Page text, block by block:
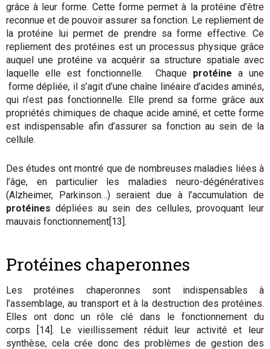
grâce à leur forme. Cette forme permet à la protéine d’être
reconnue et de pouvoir assurer sa fonction. Le repliement de
la protéine lui permet de prendre sa forme effective. Ce
repliement des protéines est un processus physique grâce
auquel une protéine va acquérir sa structure spatiale avec
laquelle elle est fonctionnelle. Chaque protéine a une
forme dépliée, il s’agit d’une chaîne linéaire d’acides aminés,
qui n’est pas fonctionnelle. Elle prend sa forme grâce aux
propriétés chimiques de chaque acide aminé, et cette forme
est indispensable afin d’assurer sa fonction au sein de la
cellule.
Des études ont montré que de nombreuses maladies liées à
l’âge, en particulier les maladies neuro-dégénératives
(Alzheimer, Parkinson…) seraient due à l’accumulation de
protéines dépliées au sein des cellules, provoquant leur
mauvais fonctionnement[13].
Protéines chaperonnes
Les protéines chaperonnes sont indispensables à
l’assemblage, au transport et à la destruction des protéines.
Elles ont donc un rôle clé dans le fonctionnement du
corps [14]. Le vieillissement réduit leur activité et leur
synthèse, cela crée donc des problèmes de gestion des